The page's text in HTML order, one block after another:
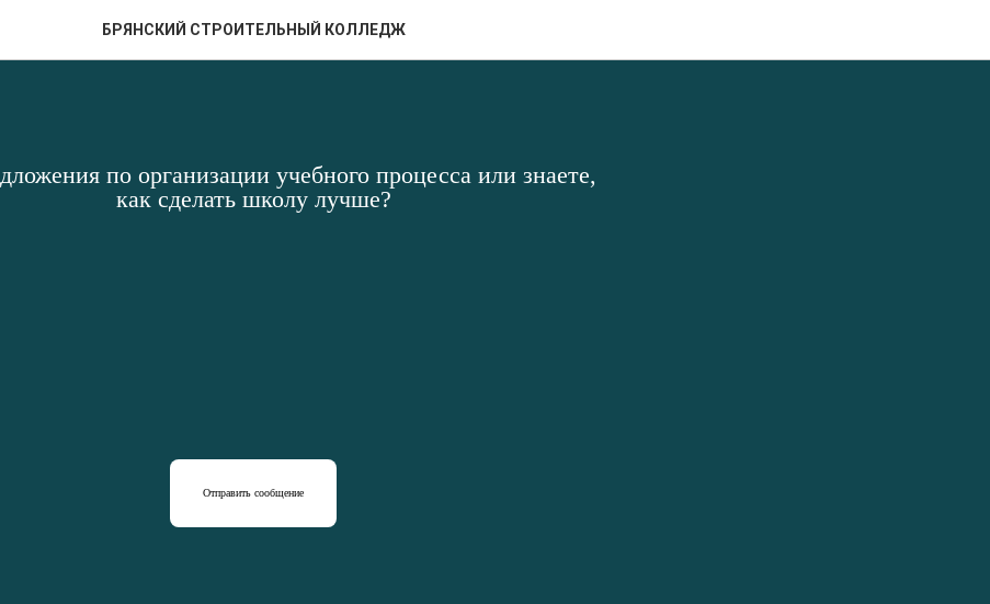
по организации учебного процесса или знаете,
как сделать школу лучше?
Отправить сообщение
БРЯНСКИЙ СТРОИТЕЛЬНЫЙ КОЛЛЕДЖ